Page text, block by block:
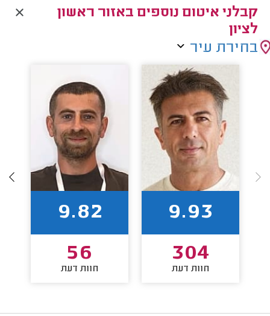
קבלני איטום נוספים באזור ראשון
לציון
בחירת עיר
9.93
304
חוות דעת
9.82
56
חוות דעת